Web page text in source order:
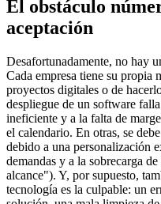
El obstáculo
aceptación
Desafortunadamente, no hay
Cada empresa tiene su propia
proyectos digitales o de
despliegue de un software
ineficiente y a la falta de
el calendario. En otras, se
debido a una personalización
demandas y a la sobrecarga
alcance"). Y, por supuesto,
tecnología es la culpable: un